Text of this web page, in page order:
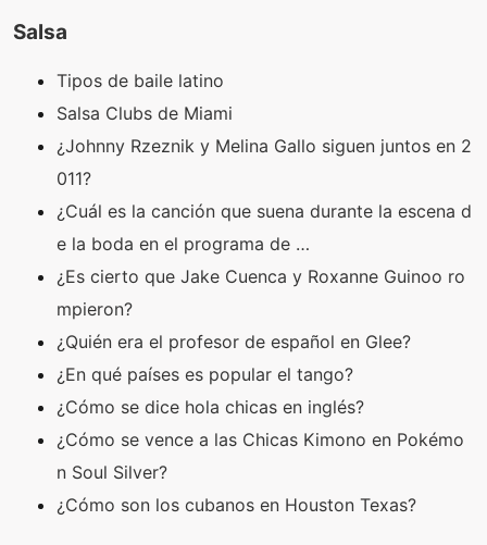
Salsa
Tipos de baile latino
Salsa Clubs de Miami
¿Johnny Rzeznik y Melina Gallo siguen juntos en 2
011?
¿Cuál es la canción que suena durante la escena d
e la boda en el programa de …
¿Es cierto que Jake Cuenca y Roxanne Guinoo ro
mpieron?
¿Quién era el profesor de español en Glee?
¿En qué países es popular el tango?
¿Cómo se dice hola chicas en inglés?
¿Cómo se vence a las Chicas Kimono en Pokémo
n Soul Silver?
¿Cómo son los cubanos en Houston Texas?